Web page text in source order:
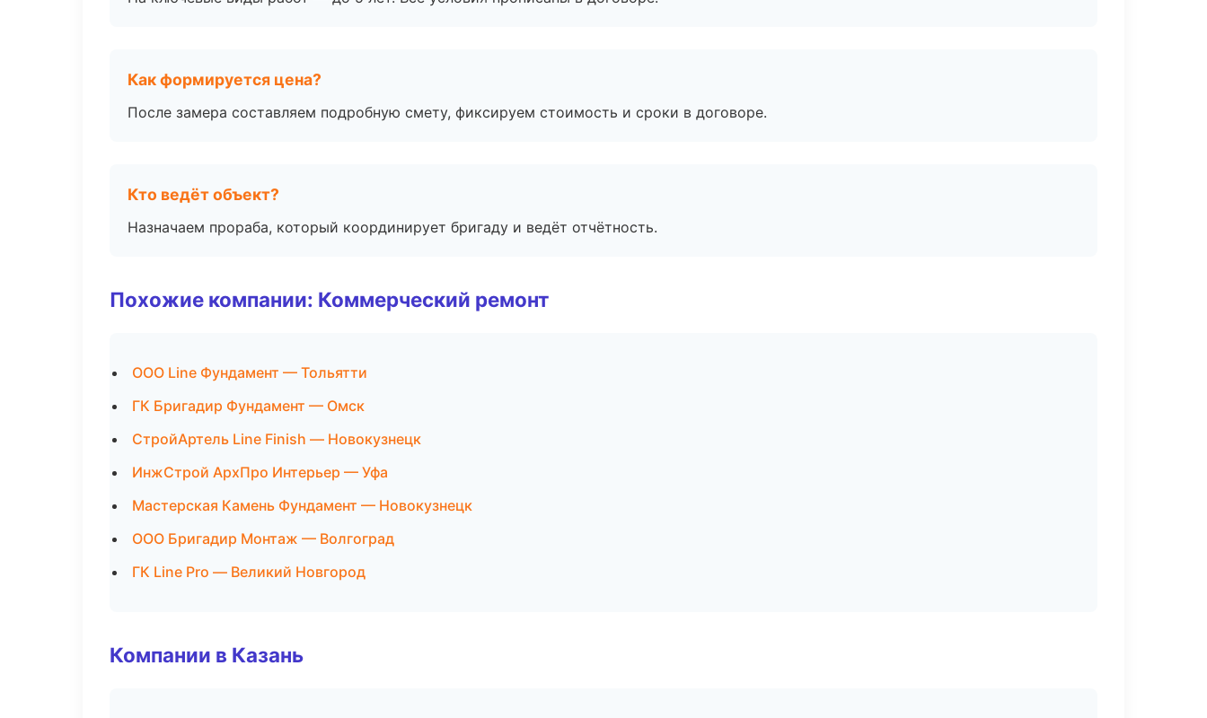
Как формируется цена?
После замера составляем подробную смету, фиксируем стоимость и сроки в договоре.
Кто ведёт объект?
Назначаем прораба, который координирует бригаду и ведёт отчётность.
Похожие компании: Коммерческий ремонт
ООО Line Фундамент — Тольятти
ГК Бригадир Фундамент — Омск
СтройАртель Line Finish — Новокузнецк
ИнжСтрой АрхПро Интерьер — Уфа
Мастерская Камень Фундамент — Новокузнецк
ООО Бригадир Монтаж — Волгоград
ГК Line Pro — Великий Новгород
Компании в Казань